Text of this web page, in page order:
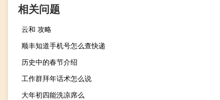
相关问题
云和 攻略
顺丰知道手机号怎么查快递
历史中的春节介绍
工作群拜年话术怎么说
大年初四能洗凉席么